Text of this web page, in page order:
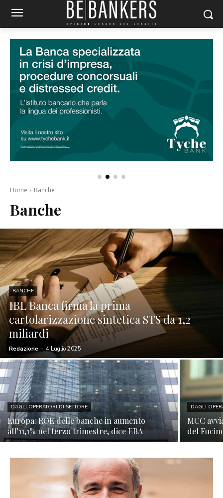
Home Banche
Banche
BANCHE
IBL Banca firma la prima
cartolarizzazione sintetica STS da 1,2
miliardi
Redazione - 4 Luglio 2025
DAGLI OPERATORI DI SETTORE
Europa: ROE delle banche in aumento
all’11,1% nel terzo trimestre, dice EBA
DAGLI
MCC
del